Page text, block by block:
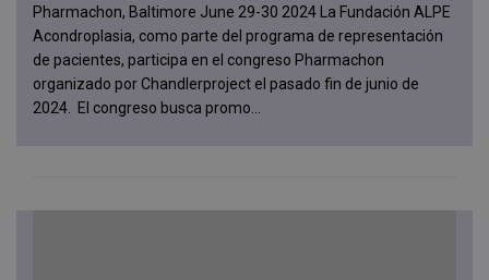
Pharmachon, Baltimore June 29-30 2024 La Fundación ALPE
Acondroplasia, como parte del programa de representación
de pacientes, participa en el congreso Pharmachon
organizado por Chandlerproject el pasado fin de junio de
2024. El congreso busca promo...